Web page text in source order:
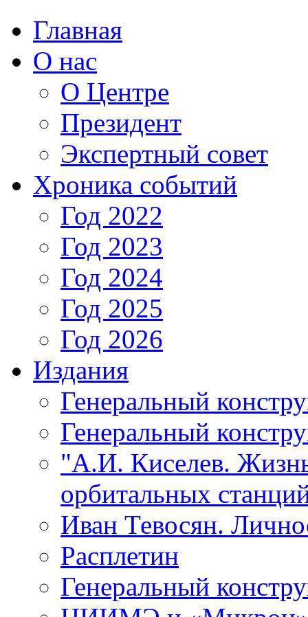
Главная
О нас
О Центре
Президент
Экспертный совет
Хроника событий
Год 2022
Год 2023
Год 2024
Год 2025
Год 2026
Издания
Генеральный
Генеральный
"А.И. Киселев.
орбитальных
Иван Тевосян.
Расплетин
Генеральный